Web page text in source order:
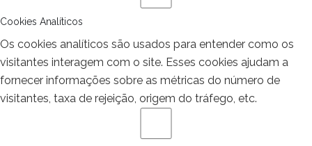
Cookies Analíticos
Os cookies analíticos são usados para entender como os
visitantes interagem com o site. Esses cookies ajudam a
fornecer informações sobre as métricas do número de
visitantes, taxa de rejeição, origem do tráfego, etc.